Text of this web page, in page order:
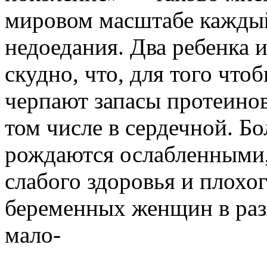
мировом масштабе
недоедания. Два ребенка
скудно, что, для того
черпают запасы
том числе в сердечной.
рождаются
слабого здоровья и
беременных женщин в
мало-